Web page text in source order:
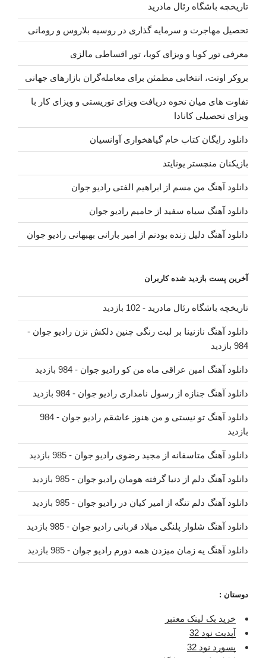
تاریخچه باشگاه رئال مادرید
تحصیل مهاجرت و سرمایه گذاری در روسیه بلاروس و رومانی
معرفی تور کوبا و ویزای کوبا، تور اقساطی مالزی
بروکر اوتت، انتخابی مطمئن برای معامله‌گران بازارهای جهانی
تفاوت های میان نحوه دریافت ویزای توریستی و ویزای کار با
ویزای تحصیلی کانادا
دانلود رایگان کتاب خام گیاهخواری آوانسیان
بازیکنان منچستر یونایتد
دانلود آهنگ من مسم از ابراهیم الفتی رادیو جوان
دانلود آهنگ سیاه سفید از حامیم رادیو جوان
دانلود آهنگ دلیل زنده بودنم از امیر بارانی بهبهانی رادیو جوان
آخرین پست بازدید شده کاربران
تاریخچه باشگاه رئال مادرید - 102 بازدید
دانلود آهنگ نازنینا بر لبت رنگی چنین دلکش نزن رادیو جوان -
984 بازدید
دانلود آهنگ امین عراقی ماه من کو رادیو جوان - 984 بازدید
دانلود آهنگ جنازه از رسول نامداری رادیو جوان - 984 بازدید
دانلود آهنگ تو نیستی و من هنوز عاشقم رادیو جوان
- 984
بازدید
دانلود آهنگ متاسفانه از مجید رضوی رادیو جوان - 985 بازدید
دانلود آهنگ دلم از دنیا گرفته هومان رادیو جوان - 985 بازدید
دانلود آهنگ دلم تنگه از امیر کیان در رادیو جوان - 985 بازدید
دانلود آهنگ شلوار پلنگی میلاد قربانی رادیو جوان - 985 بازدید
دانلود آهنگ یه زمان میزدن همه دورم رادیو جوان - 985 بازدید
دوستان :
خرید بک لینک معتبر
آپدیت نود 32
پسورد نود 32